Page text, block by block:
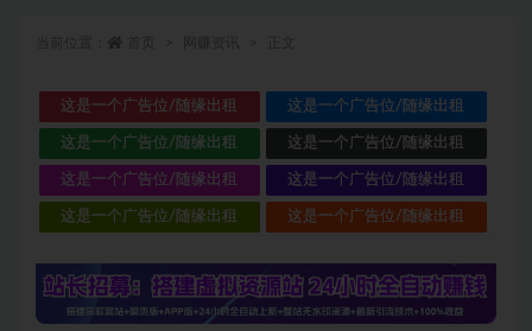
这是一个广告位/随缘出租 这是一个广告位/随缘出租
这是一个广告位/随缘出租 这是一个广告位/随缘出租
这是一个广告位/随缘出租 这是一个广告位/随缘出租
这是一个广告位/随缘出租 这是一个广告位/随缘出租